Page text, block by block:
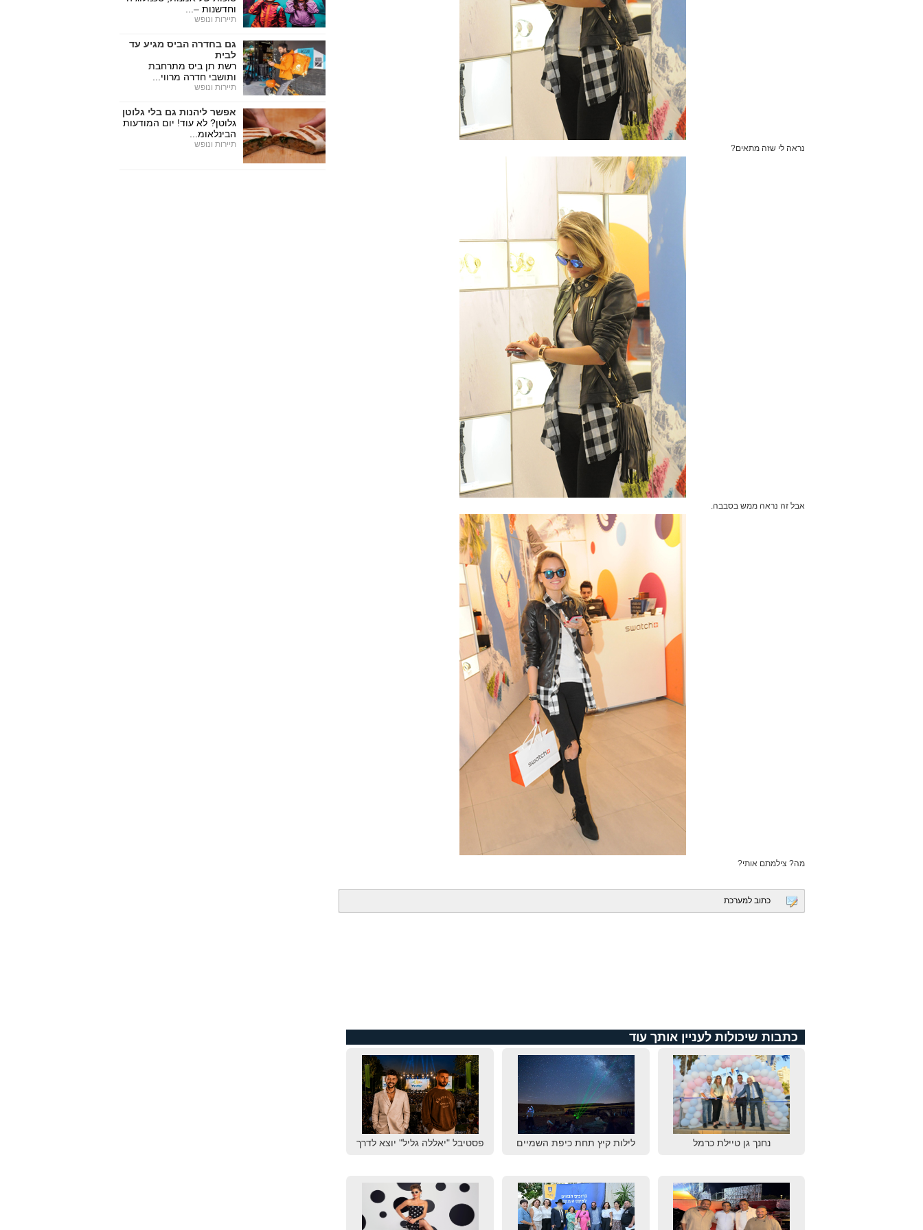
נראה לי שזה מתאים?
אבל זה נראה ממש בסבבה.
מה? צילמתם אותי?
כתוב למערכת
כתבות שיכולות לעניין אותך עוד
נחנך גן טיילת כרמל לילות קיץ תחת כיפת השמיים פסטיבל "יאללה גליל" יוצא לדרך
וחדשנות –...
תיירות ונופש
גם בחדרה הביס מגיע עד
לבית
רשת תן ביס מתרחבת
ותושבי חדרה מרווי...
תיירות ונופש
אפשר ליהנות גם בלי גלוטן
גלוטן? לא עוד! יום המודעות
הבינלאומ...
תיירות ונופש